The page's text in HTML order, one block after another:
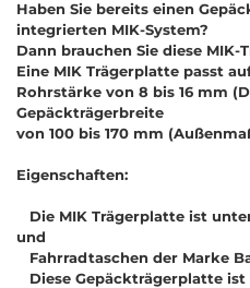
Haben Sie bereits einen
integrierten MIK-System?
Dann brauchen Sie diese
Eine MIK Trägerplatte passt
Rohrstärke von 8 bis 16 mm
Gepäckträgerbreite
von 100 bis 170 mm
Eigenschaften:
Die MIK Trägerplatte ist
und
Fahrradtaschen der Marke
Diese Gepäckträgerplatte